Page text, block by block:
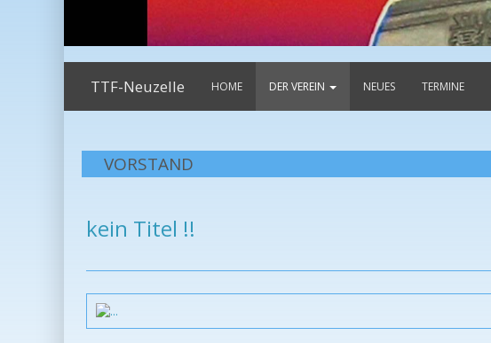
TTF-Neuzelle HOME DER VEREIN NEUES TERMINE
VORSTAND
kein Titel !!